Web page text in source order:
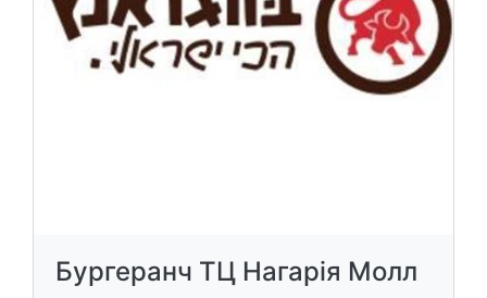
Бургеранч ТЦ Нагарія Молл